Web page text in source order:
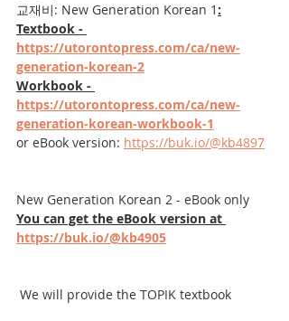
교재비: New Generation Korean 1 :
Textbook -
https://utorontopress.com/ca/new-
generation-korean-2
Workbook -
https://utorontopress.com/ca/new-
generation-korean-workbook-1
or eBook version: https://buk.io/@kb4897
New Generation Korean 2 - eBook only
You can get the eBook version at
https://buk.io/@kb4905
We will provide the TOPIK textbook